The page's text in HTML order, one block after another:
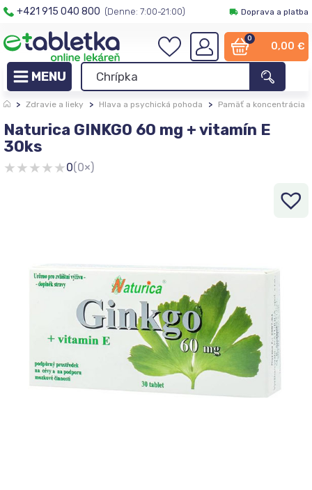
+421 915 040 800 (Denne: 7:00-21:00) Doprava a platba
0
0,00 €
> Zdravie a lieky > Hlava a psychická pohoda > Pamäť a koncentrácia
Naturica GINKGO 60 mg + vitamín E
30ks
★★★★★0(0×)